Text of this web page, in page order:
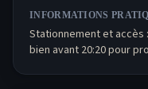
INFORMATIONS
Stationnement et
bien avant 20:20 pour